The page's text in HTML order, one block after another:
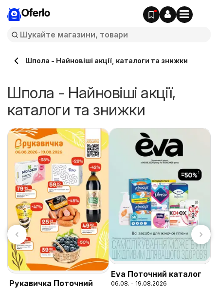
Oferlo
Шпола - Найновіші акції, каталоги та знижки
Шпола - Найновіші акції,
каталоги та знижки
Рукавичка Поточний
Eva Поточний каталог
06.08. - 19.08.2026